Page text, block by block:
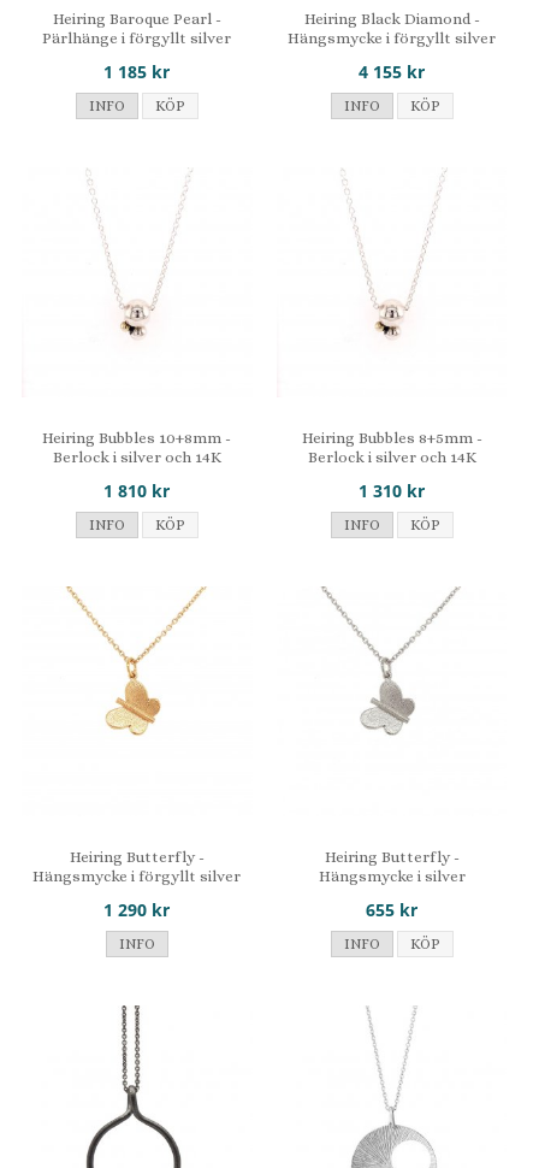
Heiring Baroque Pearl -
Pärlhänge i förgyllt silver
1 185 kr
INFO KÖP
Heiring Black Diamond -
Hängsmycke i förgyllt silver
4 155 kr
INFO KÖP
Heiring Bubbles 10+8mm -
Berlock i silver och 14K
1 810 kr
INFO KÖP
Heiring Bubbles 8+5mm -
Berlock i silver och 14K
1 310 kr
INFO KÖP
Heiring Butterfly -
Hängsmycke i förgyllt silver
1 290 kr
INFO
Heiring Butterfly -
Hängsmycke i silver
655 kr
INFO KÖP